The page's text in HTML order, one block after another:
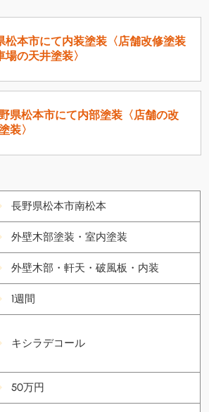
松本市にて内装塗装〈店舗改修塗装
場の天井塗装〉
県松本市にて内部塗装〈店舗の改
装〉
長野県松本市南松本
外壁木部塗装・室内塗装
外壁木部・軒天・破風板・内装
1週間
キシラデコール
50万円